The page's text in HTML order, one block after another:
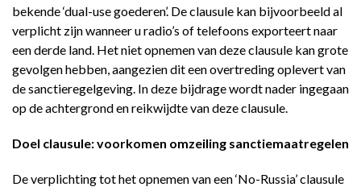
bekende ‘dual-use goederen’. De clausule kan bijvoorbeeld al
verplicht zijn wanneer u radio’s of telefoons exporteert naar
een derde land. Het niet opnemen van deze clausule kan grote
gevolgen hebben, aangezien dit een overtreding oplevert van
de sanctieregelgeving. In deze bijdrage wordt nader ingegaan
op de achtergrond en reikwijdte van deze clausule.
Doel clausule: voorkomen omzeiling sanctiemaatregelen
De verplichting tot het opnemen van een ‘No-Russia’ clausule